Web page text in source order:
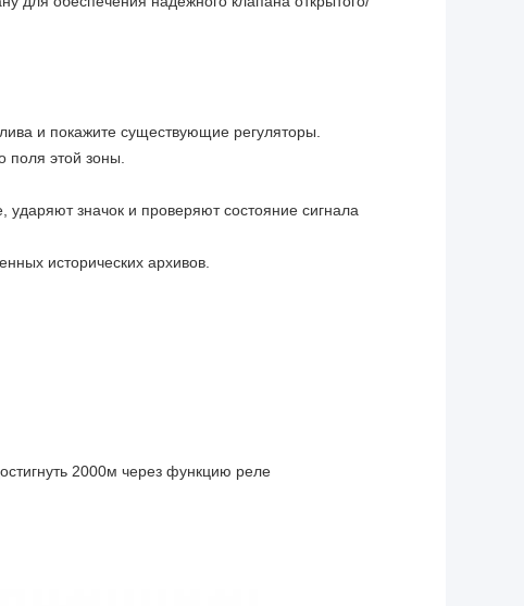
и покажите существующие регуляторы.
поля этой зоны.
ударяют значок и проверяют состояние сигнала
исторических архивов.
2000м через функцию реле